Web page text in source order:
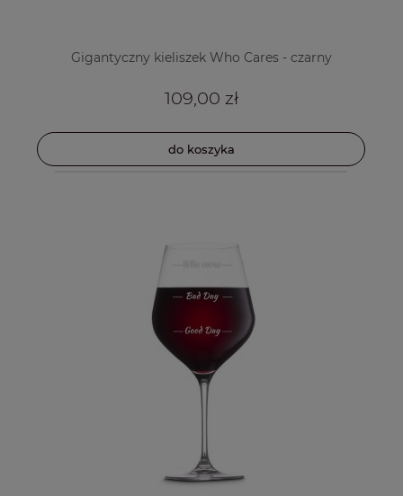
Gigantyczny kieliszek Who Cares - czarny
109,00 zł
do koszyka